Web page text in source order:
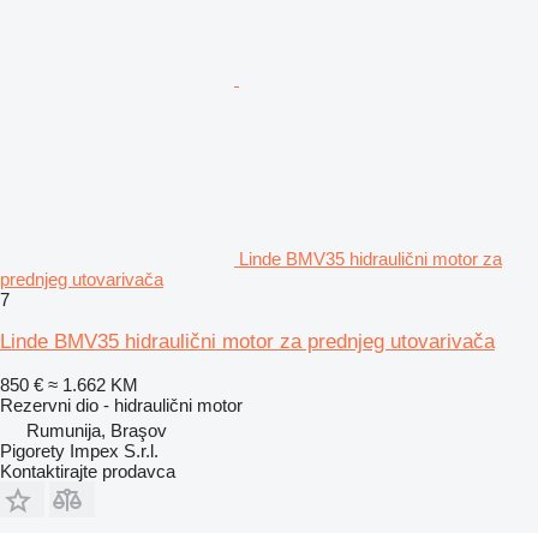
Linde BMV35 hidraulični motor za
prednjeg utovarivača
7
Linde BMV35 hidraulični motor za prednjeg utovarivača
850 € ≈ 1.662 KM
Rezervni dio - hidraulični motor
Rumunija, Braşov
Pigorety Impex S.r.l.
Kontaktirajte prodavca